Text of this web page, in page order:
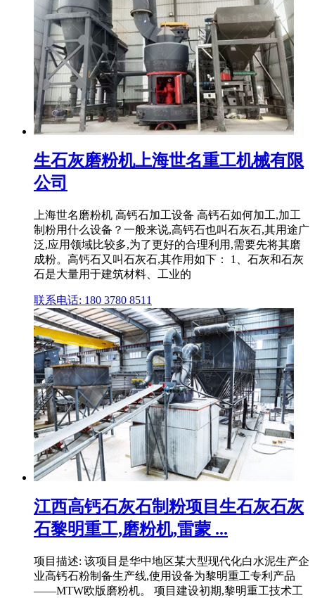
生石灰磨粉机上海世名重工机械有限
公司
上海世名磨粉机 高钙石加工设备 高钙石如何加工,加工
制粉用什么设备？一般来说,高钙石也叫石灰石,其用途广
泛,应用领域比较多,为了更好的合理利用,需要先将其磨
成粉。高钙石又叫石灰石,其作用如下： 1、石灰和石灰
石是大量用于建筑材料、工业的
联系电话: 180 3780 8511
江西高钙石灰石制粉项目生石灰石灰
石黎明重工,磨粉机,雷蒙 ...
项目描述: 该项目是华中地区某大型现代化白水泥生产企
业高钙石粉制备生产线,使用设备为黎明重工专利产品
——MTW欧版磨粉机。 项目建设初期,黎明重工技术工